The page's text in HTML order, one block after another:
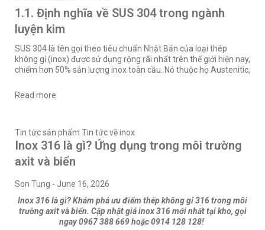
1.1. Định nghĩa về SUS 304 trong ngành
luyện kim
SUS 304 là tên gọi theo tiêu chuẩn Nhật Bản của loại thép
không gỉ (inox) được sử dụng rộng rãi nhất trên thế giới hiện nay,
chiếm hơn 50% sản lượng inox toàn cầu. Nó thuộc họ Austenitic,
Read more
Tin tức sản phẩm Tin tức về inox
Inox 316 là gì? Ứng dụng trong môi trường
axit và biển
Son Tung - June 16, 2026
Inox 316 là gì? Khám phá ưu điểm thép không gỉ 316 trong môi
trường axit và biển. Cập nhật giá inox 316 mới nhất tại kho, gọi
ngay 0967 388 669 hoặc 0914 128 128!